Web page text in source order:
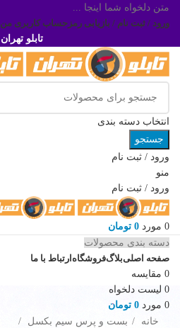
متن دلخواه شما اینجا ...
ورود / ثبت نام / بازیابی رمز حساب کاربری من
تابلو تهران
انتخاب دسته بندی
جستجو
ورود / ثبت نام
منو
ورود / ثبت نام
0 مورد 0 تومان
دسته بندی محصولات
صفحه اصلیبلاگفروشگاه ارتباط با ما
0 مقایسه
0 لیست دلخواه
0 مورد 0 تومان
خانه
بست و پرس سیم بکسل